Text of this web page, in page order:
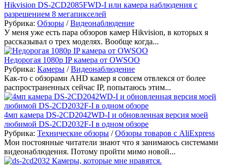
Hikvision DS-2CD2085FWD-I или камера наблюдения с
разрешением 8 мегапикселей
Рубрика: Обзоры /Видеонаблюдение
У меня уже есть пара обзоров камер Hikvision, в которых я
рассказывал о трех моделях. Вообще когда...
Недорогая 1080p IP камера от OWSOO
Рубрика: Камеры /Видеонаблюдение
Как-то с обзорами AHD камер я совсем отвлекся от более
распространенных сейчас IP, попытаюсь этим...
4мп камера DS-2CD2042WD-I и обновленная версия моей
любимой DS-2CD2032F-I в одном обзоре
Рубрика: Технические обзоры /Обзоры товаров с AliExpress
Мои постоянные читатели знают что я занимаюсь системами
видеонаблюдения. Потому пройти мимо новой...